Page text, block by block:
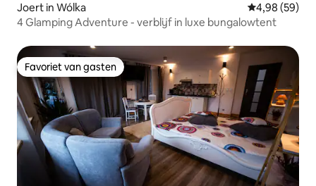
Joert in Wólka Gemiddelde
4,98 (59)
4 Glamping Adventure - verblijf in luxe bungalowtent
Favoriet van gasten
Favoriet van gasten